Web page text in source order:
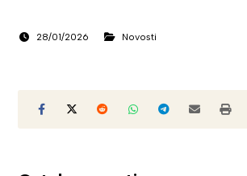
28/01/2026 Novosti